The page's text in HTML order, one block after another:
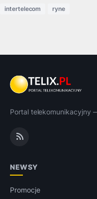
intertelecom ryne
Portal telekomunikacyjny
NEWSY
Promocje